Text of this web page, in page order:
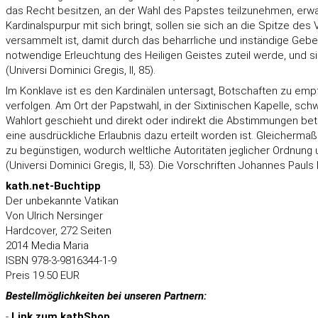
das Recht besitzen, an der Wahl des Papstes teilzunehmen,
Kardinalspurpur mit sich bringt, sollen sie sich an die Spitze
versammelt ist, damit durch das beharrliche und inständige
notwendige Erleuchtung des Heiligen Geistes zuteil werde, und
(Universi Dominici Gregis, II, 85).
Im Konklave ist es den Kardinälen untersagt, Botschaften zu
verfolgen. Am Ort der Papstwahl, in der Sixtinischen Kapelle,
Wahlort geschieht und direkt oder indirekt die Abstimmungen
eine ausdrückliche Erlaubnis dazu erteilt worden ist.
zu begünstigen, wodurch weltliche Autoritäten jeglicher
(Universi Dominici Gregis, II, 53). Die Vorschriften Johannes
kath.net-Buchtipp
Der unbekannte Vatikan
Von Ulrich Nersinger
Hardcover, 272 Seiten
2014 Media Maria
ISBN 978-3-9816344-1-9
Preis 19.50 EUR
Bestellmöglichkeiten bei unseren Partnern: